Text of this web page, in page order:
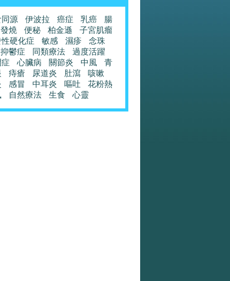
源 伊波拉 癌症 乳癌
腸
發燒
便秘 柏金遜
子宮肌瘤
硬化症
敏感 濕疹
念珠
抑鬱症
同類療法
過度活躍
心臟病 關節炎 中風
青
痔瘡 尿道炎 肚瀉
咳嗽
感冒 中耳炎 嘔吐
花粉熱
自然療法 生食 心靈